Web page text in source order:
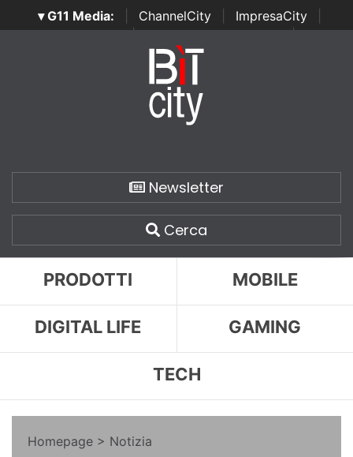
▾ G11 Media: ChannelCity ImpresaCity
SecurityOpenLab | Italian Channel Awards | Italian
Italian Security Awards
Newsletter
Cerca
PRODOTTI MOBILE
DIGITAL LIFE GAMING
TECH
Homepage > Notizia